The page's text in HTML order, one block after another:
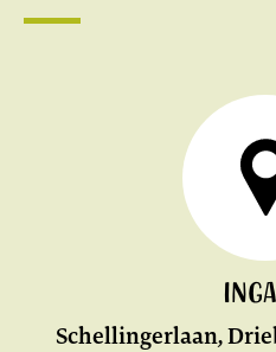
Schellingerlaan,